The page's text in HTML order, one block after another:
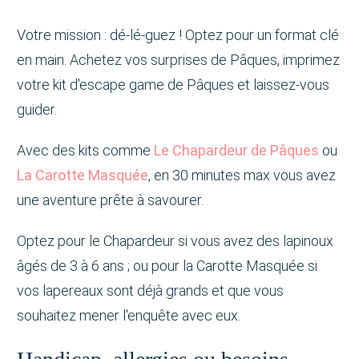
Votre mission : dé-lé-guez ! Optez pour un format clé
en main. Achetez vos surprises de Pâques, imprimez
votre kit d'escape game de Pâques et laissez-vous
guider.
Avec des kits comme Le Chapardeur de Pâques ou
La Carotte Masquée, en 30 minutes max vous avez
une aventure prête à savourer.
Optez pour le Chapardeur si vous avez des lapinoux
âgés de 3 à 6 ans ; ou pour la Carotte Masquée si
vos lapereaux sont déjà grands et que vous
souhaitez mener l'enquête avec eux.